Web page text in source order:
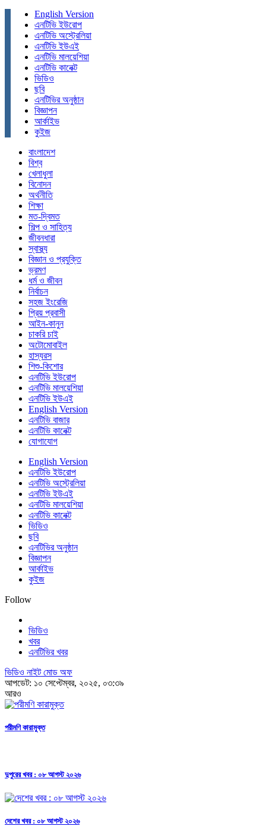
English Version
এনটিভি ইউরোপ
এনটিভি অস্ট্রেলিয়া
এনটিভি ইউএই
এনটিভি মালয়েশিয়া
এনটিভি কানেক্ট
ভিডিও
ছবি
এনটিভির অনুষ্ঠান
বিজ্ঞাপন
আর্কাইভ
কুইজ
বাংলাদেশ
বিশ্ব
খেলাধুলা
বিনোদন
অর্থনীতি
শিক্ষা
মত-দ্বিমত
শিল্প ও সাহিত্য
জীবনধারা
স্বাস্থ্য
বিজ্ঞান ও প্রযুক্তি
ভ্রমণ
ধর্ম ও জীবন
নির্বাচন
সহজ ইংরেজি
প্রিয় প্রবাসী
আইন-কানুন
চাকরি চাই
অটোমোবাইল
হাস্যরস
শিশু-কিশোর
এনটিভি ইউরোপ
এনটিভি মালয়েশিয়া
এনটিভি ইউএই
English Version
এনটিভি বাজার
এনটিভি কানেক্ট
যোগাযোগ
English Version
এনটিভি ইউরোপ
এনটিভি অস্ট্রেলিয়া
এনটিভি ইউএই
এনটিভি মালয়েশিয়া
এনটিভি কানেক্ট
ভিডিও
ছবি
এনটিভির অনুষ্ঠান
বিজ্ঞাপন
আর্কাইভ
কুইজ
Follow
ভিডিও
খবর
এনটিভির খবর
ভিডিও নাইট মোড অফ
আপডেট: ১০ সেপ্টেম্বর, ২০২৫, ০৩:৩৯
আরও
পরীমণি কারামুক্ত
দুপুরের খবর : ০৮ আগস্ট ২০২৬
দেশের খবর : ০৮ আগস্ট ২০২৬